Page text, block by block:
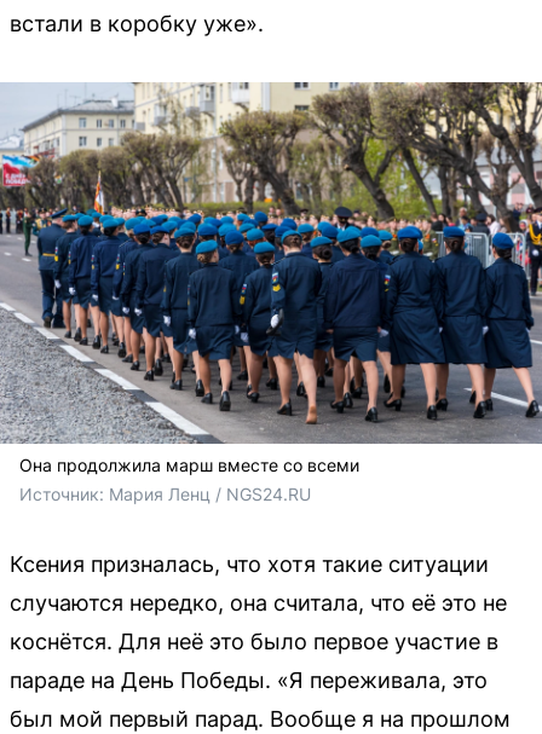
встали в коробку уже».
Она продолжила марш вместе со всеми
Источник: Мария Ленц / NGS24.RU
Ксения призналась, что хотя такие ситуации
случаются нередко, она считала, что её это не
коснётся. Для неё это было первое участие в
параде на День Победы. «Я переживала, это
был мой первый парад. Вообще я на прошлом